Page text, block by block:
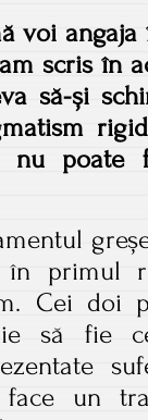
voi
scris în
să-și
nu
primul
Cei doi
să fie
un